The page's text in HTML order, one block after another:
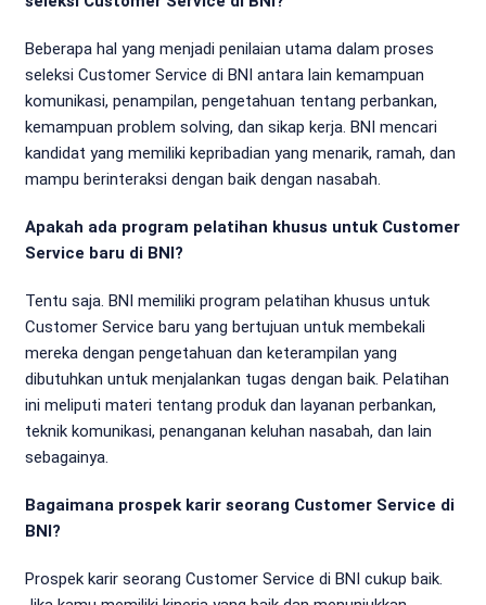
Beberapa hal yang menjadi penilaian utama dalam proses
seleksi Customer Service di BNI antara lain kemampuan
komunikasi, penampilan, pengetahuan tentang perbankan,
kemampuan problem solving, dan sikap kerja. BNI mencari
kandidat yang memiliki kepribadian yang menarik, ramah, dan
mampu berinteraksi dengan baik dengan nasabah.
Apakah ada program pelatihan khusus untuk Customer
Service baru di BNI?
Tentu saja. BNI memiliki program pelatihan khusus untuk
Customer Service baru yang bertujuan untuk membekali
mereka dengan pengetahuan dan keterampilan yang
dibutuhkan untuk menjalankan tugas dengan baik. Pelatihan
ini meliputi materi tentang produk dan layanan perbankan,
teknik komunikasi, penanganan keluhan nasabah, dan lain
sebagainya.
Bagaimana prospek karir seorang Customer Service di
BNI?
Prospek karir seorang Customer Service di BNI cukup baik.